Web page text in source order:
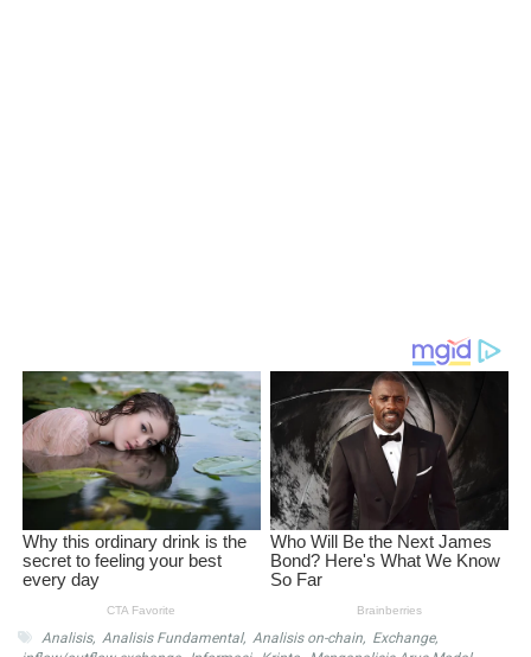
Analisis, Analisis Fundamental, Analisis on-chain, Exchange,